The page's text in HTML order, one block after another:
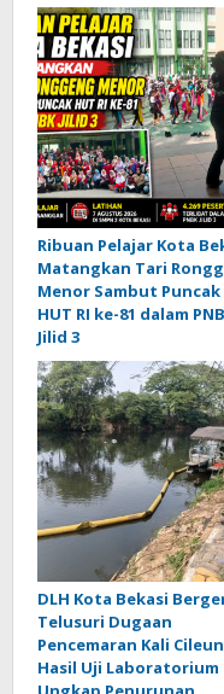
Ribuan Pelajar Kota
Matangkan Tari
Menor Sambut Puncak
HUT RI ke-81 dalam
Jilid 3
DLH Kota Bekasi
Telusuri Dugaan
Pencemaran Kali
Hasil Uji Laboratorium